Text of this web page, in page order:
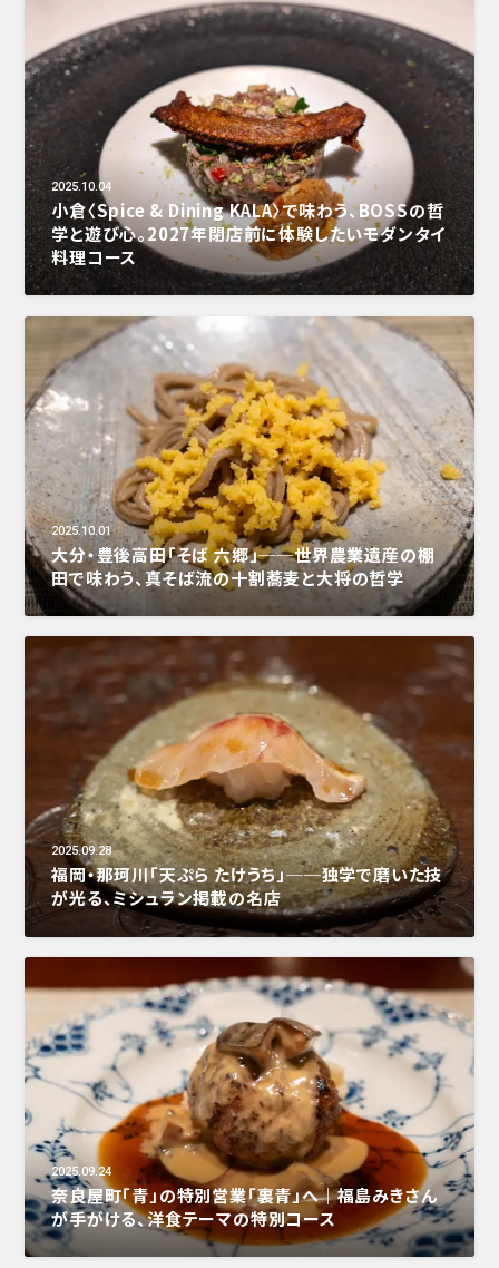
2025.10.04
小倉〈Spice & Dining KALA〉で味わう、BOSSの哲
学と遊び心。2027年閉店前に体験したいモダンタイ
料理コース
2025.10.01
大分・豊後高田「そば 六郷」──世界農業遺産の棚
田で味わう、真そば流の十割蕎麦と大将の哲学
2025.09.28
福岡・那珂川「天ぷら たけうち」──独学で磨いた技
が光る、ミシュラン掲載の名店
2025.09.24
奈良屋町「青」の特別営業「裏青」へ｜福島みきさん
が手がける、洋食テーマの特別コース